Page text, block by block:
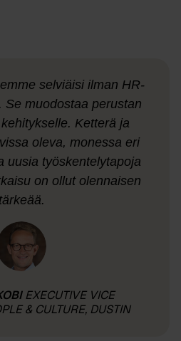
selviäisi ilman HR-
Se muodostaa perustan
Ketterä ja
oleva, monessa eri
uusia työskentelytapoja
on ollut olennaisen
tärkeää.
EXECUTIVE VICE
& CULTURE, DUSTIN